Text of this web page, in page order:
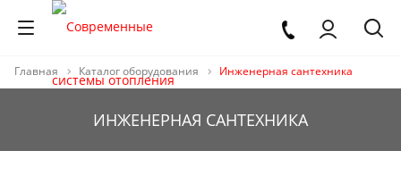
Главная Каталог оборудования Инженерная сантехника
ИНЖЕНЕРНАЯ САНТЕХНИКА